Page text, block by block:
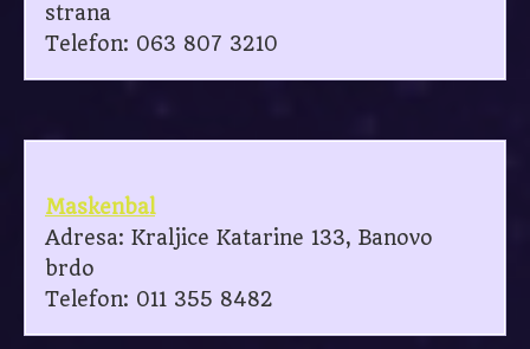
strana
Telefon: 063 807 3210
Maskenbal
Adresa: Kraljice Katarine 133, Banovo
brdo
Telefon: 011 355 8482